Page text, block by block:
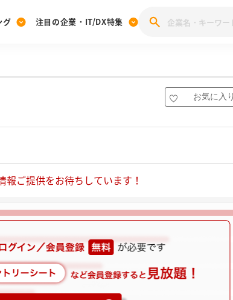
[27卒] 本選考体験記投稿キャンペーン
グ
みん
注目の企業・IT/DX特集
28卒 IT・DX企業特集 27卒 IT・DX企業特集 28
お気に入り
ご提供をお待ちしています！